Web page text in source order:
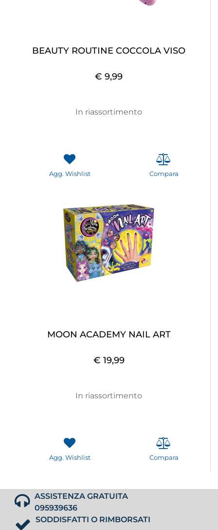
BEAUTY ROUTINE COCCOLA VISO
€ 9,99
In riassortimento
Agg. Wishlist Compara
MOON ACADEMY NAIL ART
€ 19,99
In riassortimento
Agg. Wishlist Compara
ASSISTENZA GRATUITA
095939636
SODDISFATTI O RIMBORSATI